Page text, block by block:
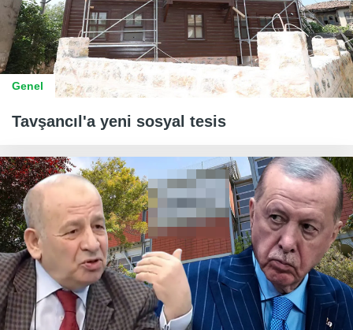
Genel
Tavşancıl'a yeni sosyal tesis